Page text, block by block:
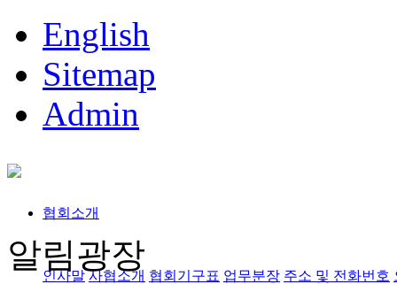
English
Sitemap
Admin
협회소개
인사말 사협소개 협회기구표 업무분장 주소 및 전화번호
알림광장